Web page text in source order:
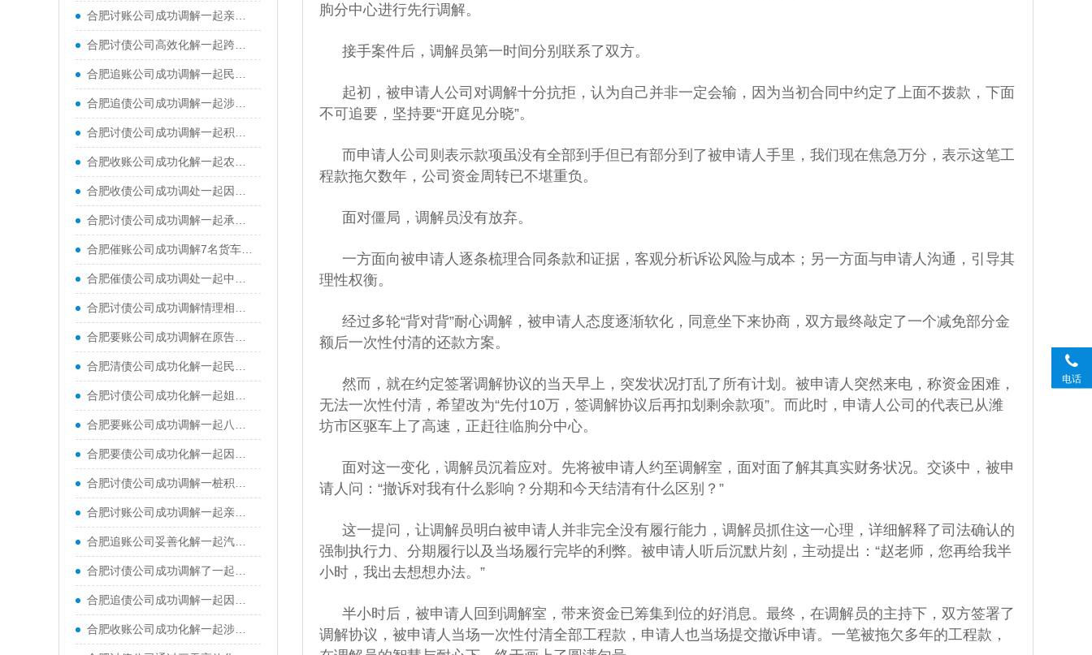
合肥讨账公司成功调解一起亲属间民间借贷纠纷案件，承办法官情理兼顾、耐心疏导，既帮当事人追回欠款，又成功维系住双方亲属情谊
合肥讨债公司高效化解一起跨省能源企业买卖合同尾款纠纷，仅用7个工作日便实现案结事了
合肥追账公司成功调解一起民间借贷纠纷案件，高效化解双方当事人多年积攒的矛盾隔阂
合肥追债公司成功调解一起涉及村集体与张某关于鱼塘承包租赁合同纠纷
合肥讨债公司成功调解一起积压五年的民间借贷纠纷，耐心释法与温情劝导，妥善化解双方矛盾
合肥收账公司成功化解一起农药漂移致农作物损害赔偿纠纷
合肥收债公司成功调处一起因高层违规私排洗衣废水引发的邻里纠纷
合肥讨债公司成功调解一起承揽合同纠纷，双方签署了调解协议，被申请人当场一次性付清全部工程款，申请人也当场提交撤诉申请
合肥催账公司成功调解7名货车司机与某煤炭公司运输合同纠纷
合肥催债公司成功调处一起中年夫妻离婚纠纷，帮助一对结婚二十余年的夫妻握手言和
合肥讨债公司成功调解情理相融化纠纷，在调解员多次对双方宣讲法律政策、以案释法、调解协商情况下，当事人双方达成共识
合肥要账公司成功调解在原告吉某诉被告阿某民间借贷纠纷
合肥清债公司成功化解一起民间借贷纠纷，实现了法理与情理的双向兼顾
合肥讨债公司成功化解一起姐弟合伙经营餐馆引发的经济纠纷
合肥要账公司成功调解一起八旬老人起诉子女的赡养纠纷，让断裂的亲情重归温暖
合肥要债公司成功化解一起因车辆剐蹭引发的居民与物业矛盾纠纷
合肥讨债公司成功调解一桩积怨十余年的表兄弟民间借贷纠纷案，原本因债务形同陌路的两亲戚握手言和
合肥讨账公司成功调解一起亲兄弟间因财产损害引发的健康权纠纷。在承办法官与特邀调解员的协同配合下，被告当庭赔付原告全部经济损失，兄弟二人最终握手言和
合肥追账公司妥善化解一起汽车消费纠纷，要求解除购车合同并退车退款
合肥讨债公司成功调解了一起典型的由“一房二卖”引发的房屋买卖合同纠纷
合肥追债公司成功调解一起因口头装修承诺引发的合同纠纷
合肥收账公司成功化解一起涉案金额118万余元、历时近两年的买卖合同纠纷
朐分中心进行先行调解。
接手案件后，调解员第一时间分别联系了双方。
起初，被申请人公司对调解十分抗拒，认为自己并非一定会输，因为当初合同中约定了上面不拨款，下面
不可追要，坚持要“开庭见分晓”。
而申请人公司则表示款项虽没有全部到手但已有部分到了被申请人手里，我们现在焦急万分，表示这笔工
程款拖欠数年，公司资金周转已不堪重负。
面对僵局，调解员没有放弃。
一方面向被申请人逐条梳理合同条款和证据，客观分析诉讼风险与成本；另一方面与申请人沟通，引导其
理性权衡。
经过多轮“背对背”耐心调解，被申请人态度逐渐软化，同意坐下来协商，双方最终敲定了一个减免部分金
额后一次性付清的还款方案。
然而，就在约定签署调解协议的当天早上，突发状况打乱了所有计划。被申请人突然来电，称资金困难，
无法一次性付清，希望改为“先付10万，签调解协议后再扣划剩余款项”。而此时，申请人公司的代表已从潍
坊市区驱车上了高速，正赶往临朐分中心。
面对这一变化，调解员沉着应对。先将被申请人约至调解室，面对面了解其真实财务状况。交谈中，被申
请人问：“撤诉对我有什么影响？分期和今天结清有什么区别？”
这一提问，让调解员明白被申请人并非完全没有履行能力，调解员抓住这一心理，详细解释了司法确认的
强制执行力、分期履行以及当场履行完毕的利弊。被申请人听后沉默片刻，主动提出：“赵老师，您再给我半
小时，我出去想想办法。”
半小时后，被申请人回到调解室，带来资金已筹集到位的好消息。最终，在调解员的主持下，双方签署了
调解协议，被申请人当场一次性付清全部工程款，申请人也当场提交撤诉申请。一笔被拖欠多年的工程款，
电话